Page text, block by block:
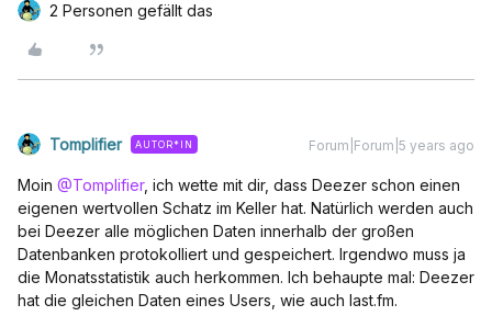
2 Personen gefällt das
Tomplifier AUTOR*IN Forum|Forum|5 years ago
Moin @Tomplifier, ich wette mit dir, dass Deezer schon einen
eigenen wertvollen Schatz im Keller hat. Natürlich werden auch
bei Deezer alle möglichen Daten innerhalb der großen
Datenbanken protokolliert und gespeichert. Irgendwo muss ja
die Monatsstatistik auch herkommen. Ich behaupte mal: Deezer
hat die gleichen Daten eines Users, wie auch last.fm.